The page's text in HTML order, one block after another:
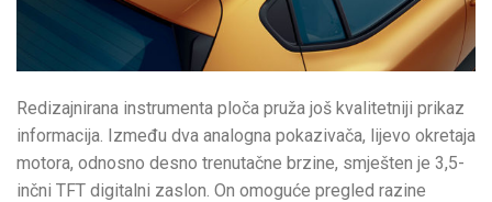
Redizajnirana instrumenta ploča pruža još kvalitetniji prikaz
informacija. Između dva analogna pokazivača, lijevo okretaja
motora, odnosno desno trenutačne brzine, smješten je 3,5-
inčni TFT digitalni zaslon. On omoguće pregled razine